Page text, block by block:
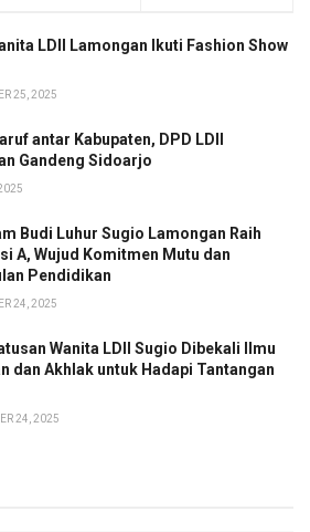
LDII Lamongan Ikuti Fashion Show
25, 2025
antar Kabupaten, DPD LDII
Gandeng Sidoarjo
Budi Luhur Sugio Lamongan Raih
A, Wujud Komitmen Mutu dan
Pendidikan
24, 2025
Wanita LDII Sugio Dibekali Ilmu
dan Akhlak untuk Hadapi Tantangan
24, 2025